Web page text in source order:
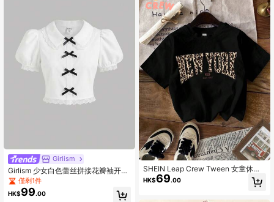
Girlism
Girlism 少女白色蕾丝拼接花瓣袖开襟
纽扣装饰翻领白色优雅休闲短款衬衫
黑白撞色蝴蝶结装饰纽扣衬衫，毕业
季夏季Yk2k上衣
僅剩1件
HK$99.00
SHEIN Leap Crew Tween 女童休闲
简约黑色短袖圆领 T 恤，适合春夏季
HK$69.00